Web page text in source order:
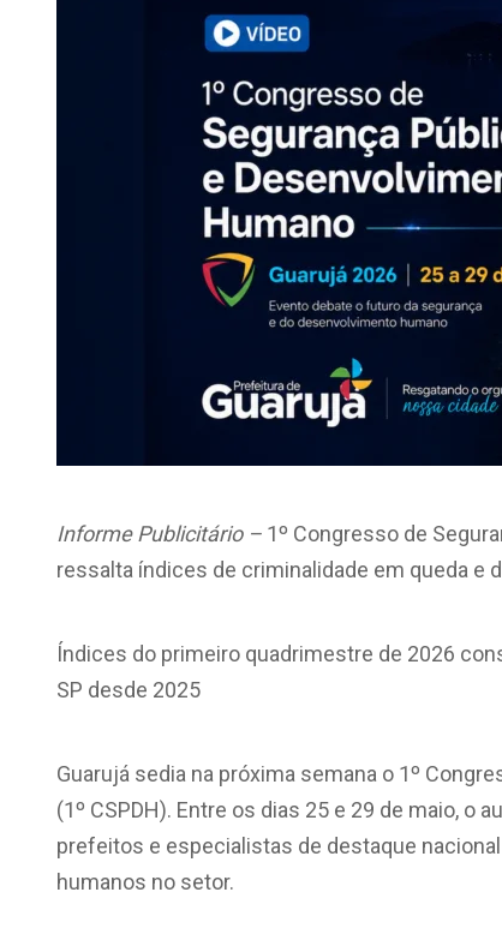
Informe Publicitário – 1º Congresso de
ressalta índices de criminalidade em queda e
Índices do primeiro quadrimestre de 2026
SP desde 2025
Guarujá sedia na próxima semana o 1º
(1º CSPDH). Entre os dias 25 e 29 de maio, o
prefeitos e especialistas de destaque
humanos no setor.